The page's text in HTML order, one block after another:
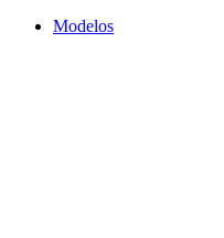
Modelos